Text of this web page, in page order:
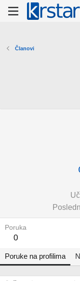
Članovi
Poruka
0
Poruke na profilima